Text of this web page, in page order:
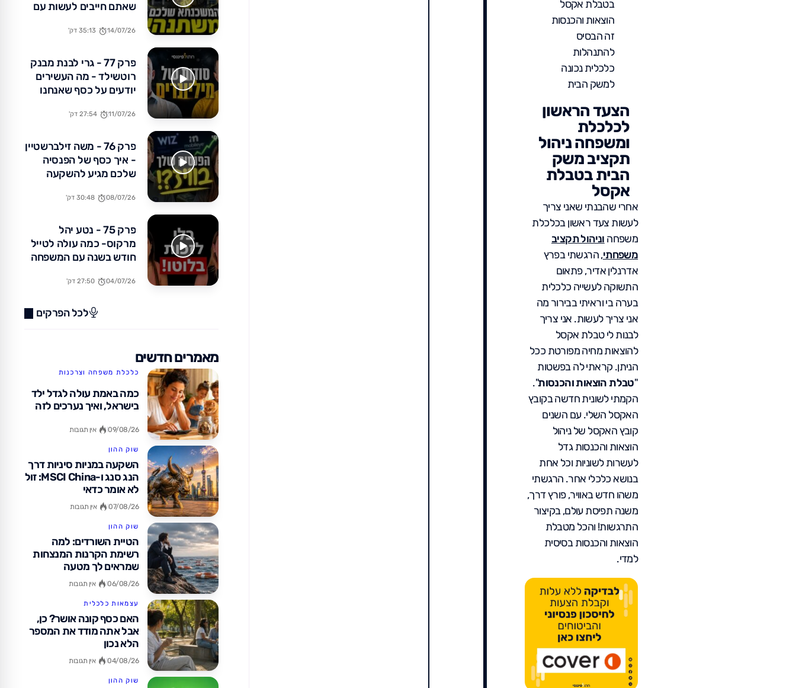
בטבלת אקסל
הוצאות והכנסות
זה הבסיס
להתנהלות
כלכלית נכונה
למשק הבית
הצעד הראשון
לכלכלת
ומשפחה ניהול
תקציב משק
הבית בטבלת
אקסל
אחרי שהבנתי שאני צריך
לעשות צעד ראשון בכלכלת
משפחה וניהול תקציב
משפחתי, הרגשתי בפרץ
אדרנלין אדיר, פתאום
התשוקה לעשייה כלכלית
בערה בי וראיתי בבירור מה
אני צריך לעשות. אני צריך
לבנות לי טבלת אקסל
להוצאות מחיה מפורטת ככל
הניתן. קראתי לה בפשטות
"טבלת הוצאות והכנסות".
הקמתי לשונית חדשה בקובץ
האקסל השלי. עם השנים
קובץ האקסל של ניהול
הוצאות והכנסות גדל
לעשרות לשוניות וכל אחת
בנושא כלכלי אחר. הרגשתי
משהו חדש באוויר, פורץ דרך,
משנה תפיסת עולם, בקיצור
התרגשות! והכל מטבלת
הוצאות והכנסות בסיסית
למדי.
שאתם חייבים לעשות עם
14/07/26 35:13 דק'
פרק 77 - גרי לבנת מבנק
רוטשילד - מה העשירים
יודעים על כסף שאנחנו
11/07/26 27:54 דק'
פרק 76 - משה זילברשטיין
- איך כסף של הפנסיה
שלכם מגיע להשקעה
08/07/26 30:48 דק'
פרק 75 - נטע יהל
מרקוס- כמה עולה לטייל
חודש בשנה עם המשפחה
04/07/26 27:50 דק'
לכל הפרקים
מאמרים חדשים
כלכלת משפחה וצרכנות
כמה באמת עולה לגדל ילד
בישראל, ואיך נערכים לזה
09/08/26 אין תגובות
שוק ההון
השקעה במניות סיניות דרך
הנג סנג ו-MSCI China: זול
לא אומר כדאי
07/08/26 אין תגובות
שוק ההון
הטיית השורדים: למה
רשימת הקרנות המנצחות
שמראים לך מטעה
06/08/26 אין תגובות
עצמאות כלכלית
האם כסף קונה אושר? כן,
אבל אתה מודד את המספר
הלא נכון
04/08/26 אין תגובות
שוק ההון